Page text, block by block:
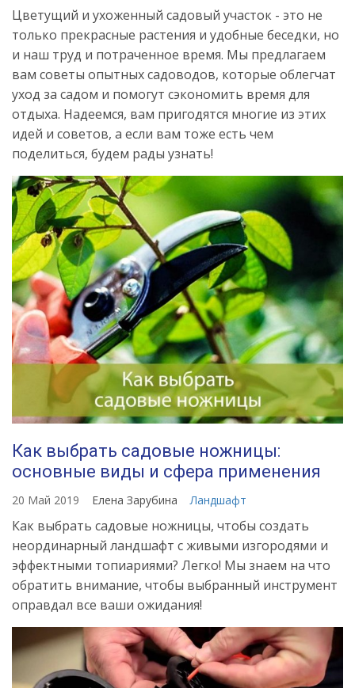
Цветущий и ухоженный садовый участок - это не
только прекрасные растения и удобные беседки, но
и наш труд и потраченное время. Мы предлагаем
вам советы опытных садоводов, которые облегчат
уход за садом и помогут сэкономить время для
отдыха. Надеемся, вам пригодятся многие из этих
идей и советов, а если вам тоже есть чем
поделиться, будем рады узнать!
Как выбрать садовые ножницы:
основные виды и сфера применения
20 Май 2019 Елена Зарубина Ландшафт
Как выбрать садовые ножницы, чтобы создать
неординарный ландшафт с живыми изгородями и
эффектными топиариями? Легко! Мы знаем на что
обратить внимание, чтобы выбранный инструмент
оправдал все ваши ожидания!